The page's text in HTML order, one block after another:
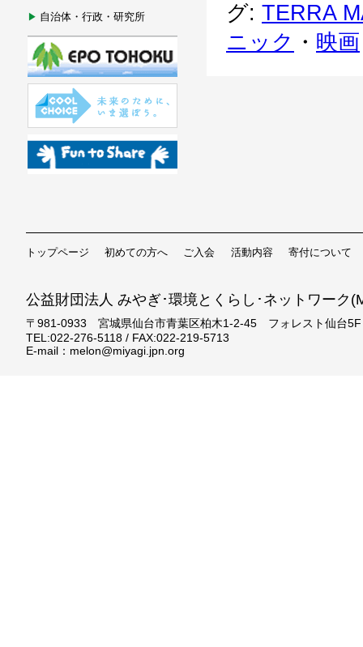
自治体・行政・研究所
グ: TERRA
ニック ・ 映画
トップページ 初めての方へ ご入会 活動内容 寄付について
公益財団法人 みやぎ･環境とくらし･ネットワーク
〒981-0933 宮城県仙台市青葉区柏木1-2-45 フォレスト仙台5F
TEL:022-276-5118 / FAX:022-219-5713
E-mail：melon@miyagi.jpn.org